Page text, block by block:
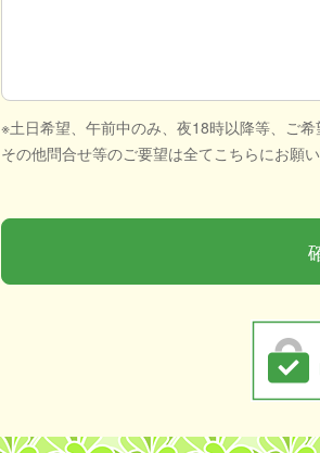
※土日希望、午前中のみ、夜18時以降等、ご希
その他問合せ等のご要望は全てこちらにお願い